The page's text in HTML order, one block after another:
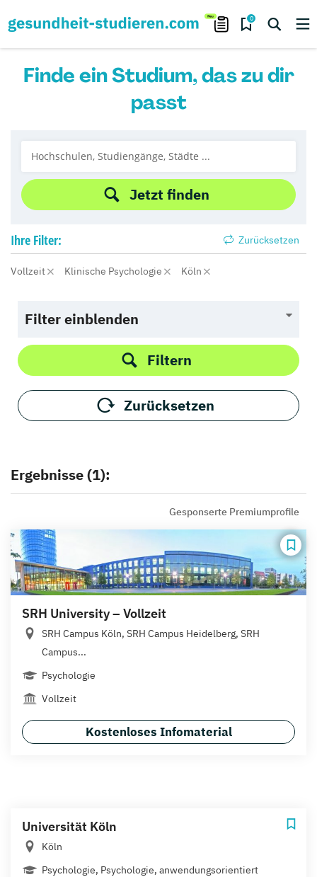
0
Finde ein Studium, das zu dir
passt
Jetzt finden
Ihre Filter: Zurücksetzen
Vollzeit Klinische Psychologie Köln
Filter einblenden
Filtern
Zurücksetzen
Ergebnisse (1):
Gesponserte Premiumprofile
SRH University – Vollzeit
SRH Campus Köln, SRH Campus Heidelberg, SRH
Campus...
Psychologie
Vollzeit
Kostenloses Infomaterial
Universität Köln
Köln
Psychologie, Psychologie, anwendungsorientiert